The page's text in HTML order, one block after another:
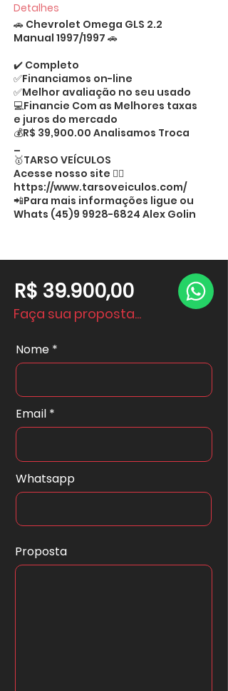
Detalhes
🚗 Chevrolet Omega GLS 2.2
Manual 1997/1997 🚗
✔️ Completo
✅Financiamos on-line
✅Melhor avaliação no seu usado
💻Financie Com as Melhores taxas
e juros do mercado
💰R$ 39,900.00 Analisamos Troca
_
🥇TARSO VEÍCULOS
Acesse nosso site 👉🏻
https://www.tarsoveiculos.com/
📲Para mais informações ligue ou
Whats (45)9 9928-6824 Alex Golin
R$ 39.900,00
Faça sua proposta...
Nome
Email
Whatsapp
Proposta